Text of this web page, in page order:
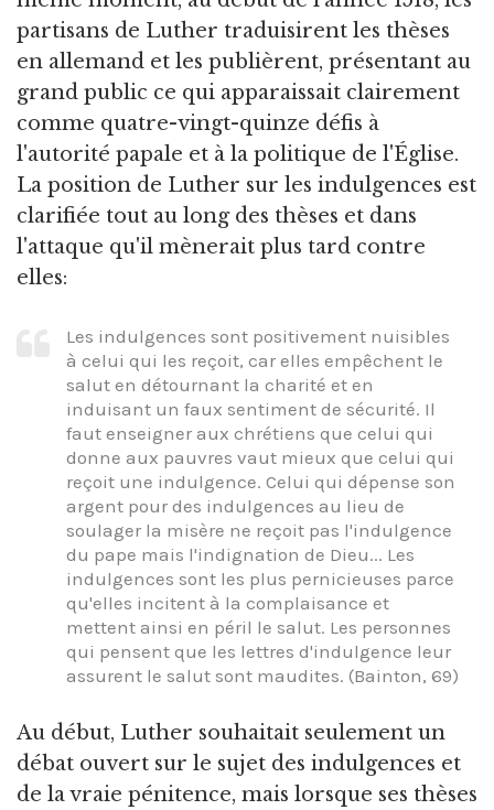
partisans de Luther traduisirent les thèses
en allemand et les publièrent, présentant au
grand public ce qui apparaissait clairement
comme quatre-vingt-quinze défis à
l'autorité papale et à la politique de l'Église.
La position de Luther sur les indulgences est
clarifiée tout au long des thèses et dans
l'attaque qu'il mènerait plus tard contre
elles:
Les indulgences sont positivement nuisibles
à celui qui les reçoit, car elles empêchent le
salut en détournant la charité et en
induisant un faux sentiment de sécurité. Il
faut enseigner aux chrétiens que celui qui
donne aux pauvres vaut mieux que celui qui
reçoit une indulgence. Celui qui dépense son
argent pour des indulgences au lieu de
soulager la misère ne reçoit pas l'indulgence
du pape mais l'indignation de Dieu... Les
indulgences sont les plus pernicieuses parce
qu'elles incitent à la complaisance et
mettent ainsi en péril le salut. Les personnes
qui pensent que les lettres d'indulgence leur
assurent le salut sont maudites. (Bainton, 69)
Au début, Luther souhaitait seulement un
débat ouvert sur le sujet des indulgences et
de la vraie pénitence, mais lorsque ses thèses